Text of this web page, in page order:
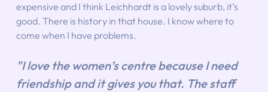
expensive and I think Leichhardt is a lovely suburb, it’s
good. There is history in that house. I know where to
come when I have problems.
"I love the women’s centre because I need
friendship and it gives you that. The staff